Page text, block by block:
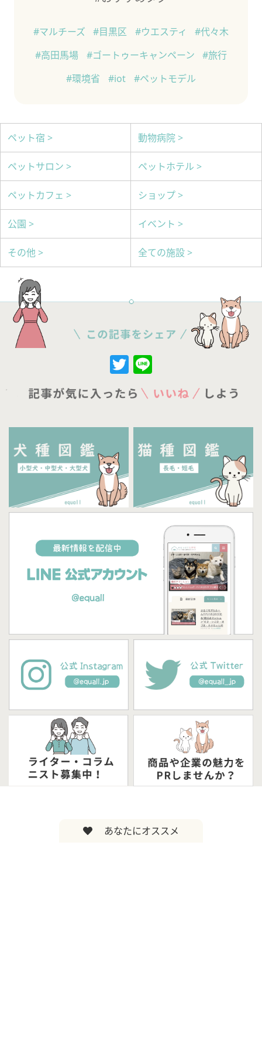
#マルチーズ #目黒区 #ウエスティ
#代々木
#高田馬場
#ゴートゥーキャンペーン
#旅行
#環境省
#iot #ペットモデル
ペット宿 > 動物病院 >
ペットサロン > ペットホテル >
ペットカフェ > ショップ >
公園 > イベント >
その他 > 全ての施設 >
Twitter
あなたにオススメ